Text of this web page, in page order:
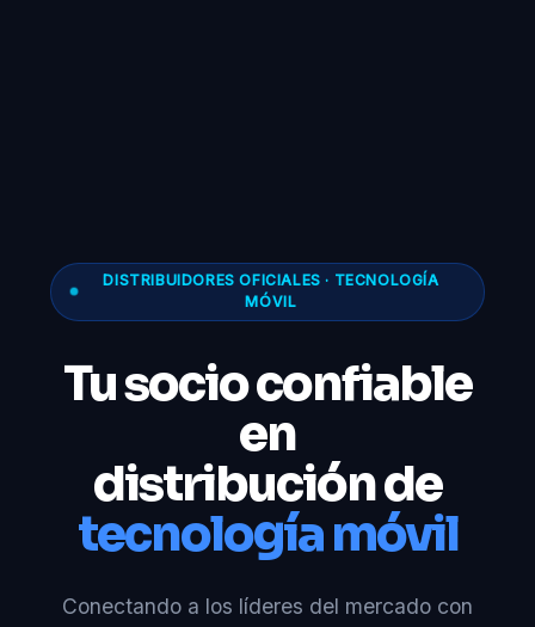
DISTRIBUIDORES OFICIALES · TECNOLOGÍA
MÓVIL
Tu socio confiable
en
distribución de
tecnología móvil
Conectando a los líderes del mercado con